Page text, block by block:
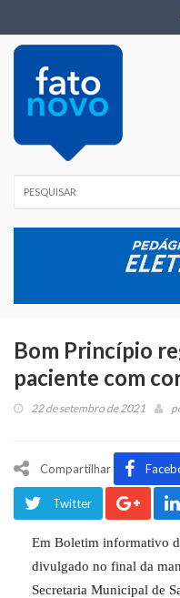
Bom Princípio
paciente com
22 de setembro de 2021
Compartilhar
Twitter
Em Boletim informativo
divulgado no final da
Secretaria Municipal de